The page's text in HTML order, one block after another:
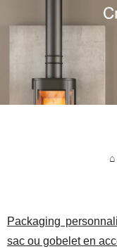
Packaging
sac ou gobelet en